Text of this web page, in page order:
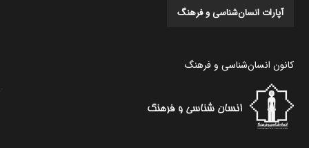
آپارات انسان‌شناسی و فرهنگ
کانون انسان‌شناسی و فرهنگ